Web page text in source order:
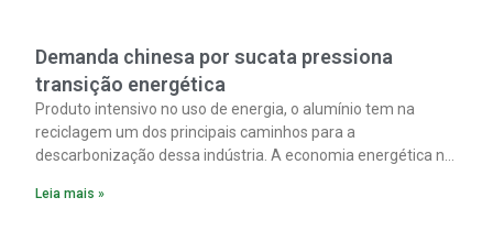
Demanda chinesa por sucata pressiona
transição energética
Produto intensivo no uso de energia, o alumínio tem na
reciclagem um dos principais caminhos para a
descarbonização dessa indústria. A economia energética na
material. A produção de um alumínio mais limpo, no entanto,
Leia mais »